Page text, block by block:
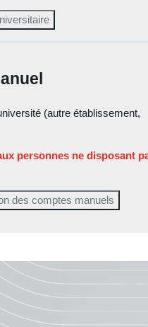
(autre établissement,
personnes ne disposant
des comptes manuels